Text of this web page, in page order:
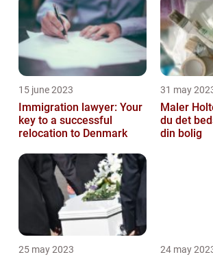
15 june 2023
Immigration lawyer: Your
key to a successful
relocation to Denmark
31 may
Maler
du det
din bolig
25 may 2023 24 may